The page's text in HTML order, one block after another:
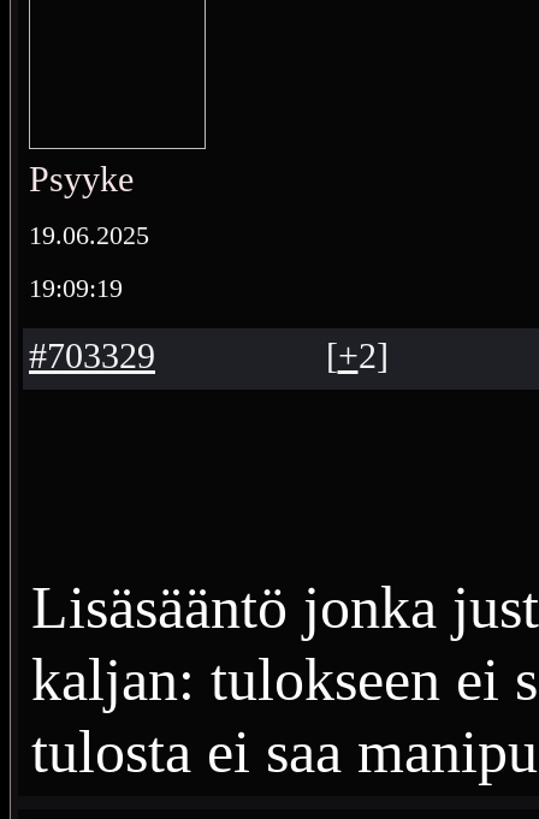
Psyyke
19.06.2025
19:09:19
#703329 [+2]
Lisäsääntö jonka
kaljan: tulokseen ei
tulosta ei saa